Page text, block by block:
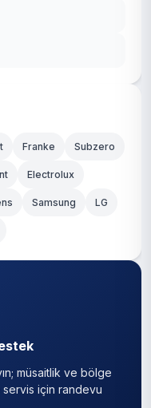
Franke Subzero
Electrolux
Samsung LG
müsaitlik ve bölge
servis için randevu